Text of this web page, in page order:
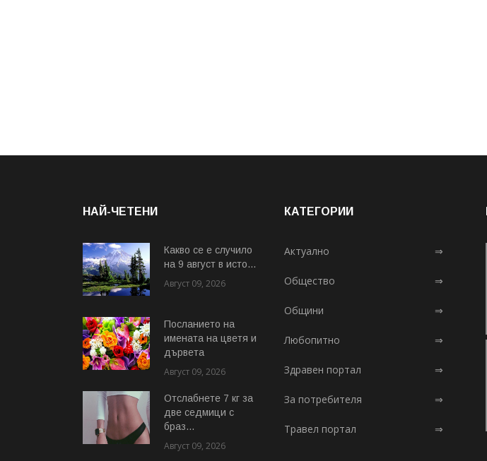
НАЙ-ЧЕТЕНИ
Какво се е случило
на 9 август в исто...
Август 09, 2026
Посланието на
имената на цветя и
дървета
Август 09, 2026
Отслабнете 7 кг за
две седмици с
браз...
Август 09, 2026
КАТЕГОРИИ
Актуално ⇒
Общество ⇒
Общини ⇒
Любопитно ⇒
Здравен портал ⇒
За потребителя ⇒
Травел портал ⇒